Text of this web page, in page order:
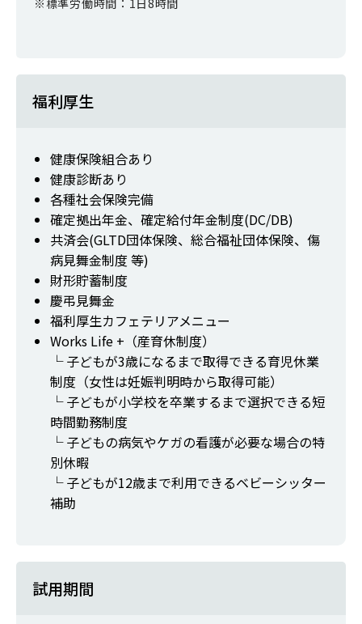
福利厚生
健康保険組合あり
健康診断あり
各種社会保険完備
確定拠出年金、確定給付年金制度(DC/DB)
共済会(GLTD団体保険、総合福祉団体保険、傷
病見舞金制度 等)
財形貯蓄制度
慶弔見舞金
福利厚生カフェテリアメニュー
Works Life +（産育休制度）
└ 子どもが3歳になるまで取得できる育児休業
制度（女性は妊娠判明時から取得可能）
└ 子どもが小学校を卒業するまで選択できる短
時間勤務制度
└ 子どもの病気やケガの看護が必要な場合の特
別休暇
└ 子どもが12歳まで利用できるベビーシッター
補助
試用期間